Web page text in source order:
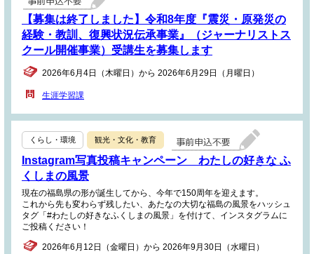
【募集は終了しました】令和8年度『震災・原発災の
経験・教訓、復興状況伝承事業』（ジャーナリストス
クール開催事業）受講生を募集します
2026年6月4日（木曜日）から 2026年6月29日（月曜日）
生涯学習課
くらし・環境 観光・文化・教育
Instagram写真投稿キャンペーン わたしの好きな ふ
くしまの風景
現在の福島県の形が誕生してから、今年で150周年を迎えます。
これから先も変わらず残したい、あたなの大切な福島の風景をハッシュ
タグ「#わたしの好きなふくしまの風景」を付けて、インスタグラムに
ご投稿ください！
2026年6月12日（金曜日）から 2026年9月30日（水曜日）